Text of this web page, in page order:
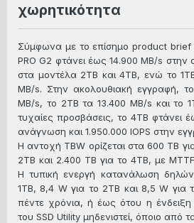
χωρητικότητα
Σύμφωνα με το επίσημο product brief
PRO G2 φτάνει έως 14.900 MB/s
στα μοντέλα 2TB και 4TB, ενώ το
MB/s. Στην ακολουθιακή εγγραφή,
MB/s, το 2TB τα 13.400 MB/s και το
τυχαίες προσβάσεις, το 4TB φτάνει
ανάγνωση και 1.950.000 IOPS στην
Η αντοχή TBW ορίζεται στα 600 TB
2TB και 2.400 TB για το 4TB, με
Η τυπική ενεργή κατανάλωση
1TB, 8,4 W για το 2TB και 8,5 W για
πέντε χρόνια, ή έως ότου η
του SSD Utility μηδενιστεί, όποιο από